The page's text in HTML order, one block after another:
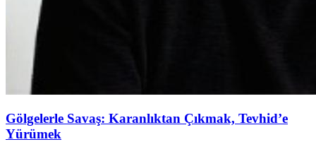
Gölgelerle Savaş: Karanlıktan Çıkmak, Tevhid’e
Yürümek